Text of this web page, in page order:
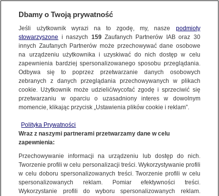
BIURO REKLAMY TVN MEDIA
13.08.2024
Dbamy o Twoją prywatność
Jeśli użytkownik wyrazi na to zgodę, my, nasze podmioty
stowarzyszone i naszych 159Zaufanych Partnerów IAB oraz 30
innych Zaufanych Partnerów może przechowywać dane osobowe
na urządzeniu użytkownika i uzyskiwać do nich dostęp w celu
zapewnienia bardziej spersonalizowanego sposobu przeglądania.
Odbywa się to poprzez przetwarzanie danych osobowych
zebranych z danych przeglądania przechowywanych w plikach
cookie. Użytkownik może udzielić/wycofać zgodę i sprzeciwić się
przetwarzaniu w oparciu o uzasadniony interes w dowolnym
momencie, klikając przycisk „Ustawienia plików cookie i reklam”.
Polityka Prywatności
Wraz z naszymi partnerami przetwarzamy dane w celu
zapewnienia:
Przechowywanie informacji na urządzeniu lub dostęp do nich.
Tworzenie profili w celu personalizacji treści. Wykorzystywanie profili
w celu doboru spersonalizowanych treści. Tworzenie profili w celu
spersonalizowanych reklam. Pomiar efektywności treści.
Wykorzystanie profili do wyboru spersonalizowanych reklam.